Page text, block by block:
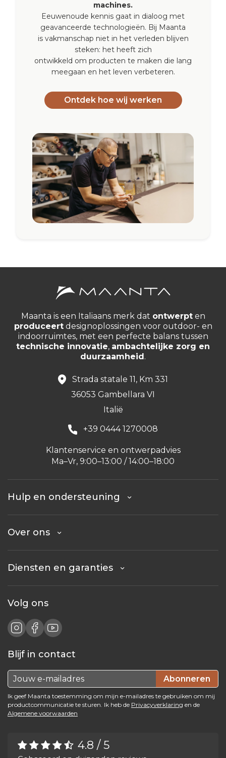
machines.
Eeuwenoude kennis gaat in dialoog met
geavanceerde technologieën. Bij Maanta
is vakmanschap niet in het verleden blijven
steken: het heeft zich
ontwikkeld om producten te maken die lang
meegaan en het leven verbeteren.
Ontdek hoe wij werken
Maanta is een Italiaans merk dat ontwerpten
produceertdesignoplossingen voor outdoor- en
indoorruimtes, met een perfecte balans tussen
technische innovatie, ambachtelijke zorg en
duurzaamheid.
Strada statale 11, Km 331
36053 Gambellara VI
Italië
+39 0444 1270008
Klantenservice en ontwerpadvies
Ma–Vr, 9:00–13:00 / 14:00–18:00
Hulp en ondersteuning
Over ons
Diensten en garanties
Volg ons
Blijf in contact
Abonneren
Ik geef Maanta toestemming om mijn e-mailadres te gebruiken om mij
productcommunicatie te sturen. Ik heb de Privacyverklaring en de
Algemene voorwaarden
4.8 / 5